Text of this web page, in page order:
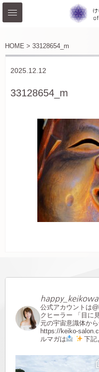
HOME > 33128654_m
2025.12.12
33128654_m
公式アカウントは
クヒーラー 「目に
元の宇宙意識体か
https://keiko-
ルマガは
下記